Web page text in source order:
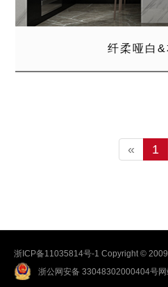
纤柔哑白&
« 1
浙ICP备11035814号-1 Copyright ©
浙公网安备 33048302000404号